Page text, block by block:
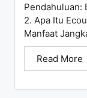
Pendahuluan:
2. Apa Itu
Manfaat
Read More